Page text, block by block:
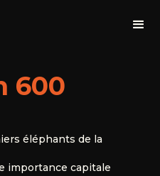
600
éléphants de la
importance capitale